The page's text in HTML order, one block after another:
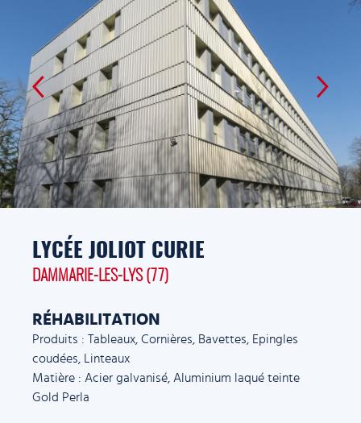
LYCÉE JOLIOT CURIE
DAMMARIE-LES-LYS (77)
RÉHABILITATION
Produits : Tableaux, Cornières, Bavettes, Epingles
coudées, Linteaux
Matière : Acier galvanisé, Aluminium laqué teinte
Gold Perla